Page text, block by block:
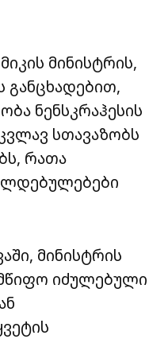
მინისტრის,
განცხადებით,
ნენსკრაჰესის
სთავაზობს
რათა
მინისტრის
იძულებული